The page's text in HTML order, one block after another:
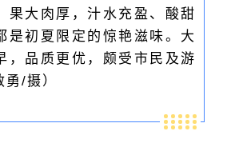
果大肉厚，汁水充盈、酸甜
是初夏限定的惊艳滋味。大
，品质更优，颇受市民及游
勇/摄）